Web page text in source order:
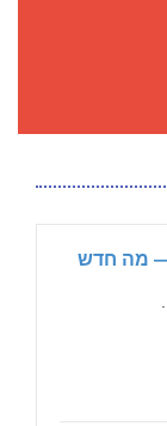
חוץ בנקאיות בשנת 2025 — מה חדש